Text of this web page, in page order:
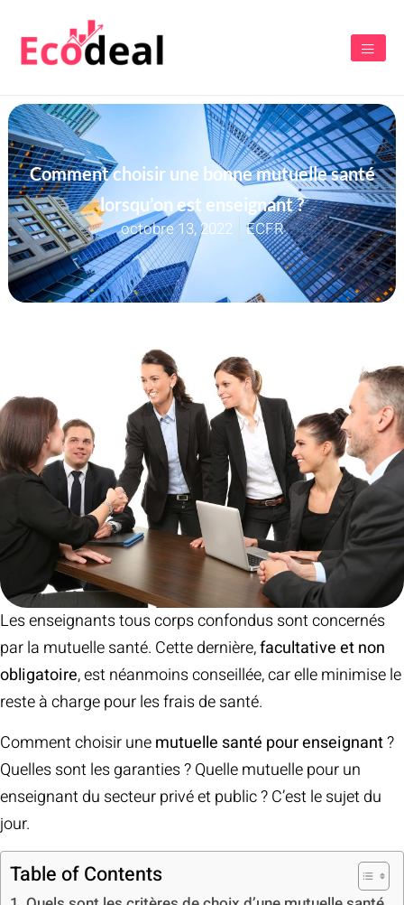
Comment choisir une bonne mutuelle santé
lorsqu’on est enseignant ?
octobre 13, 2022 ECFR
Les enseignants tous corps confondus sont concernés
par la mutuelle santé. Cette dernière,facultative et non
obligatoire, est néanmoins conseillée, car elle minimise le
reste à charge pour les frais de santé.
Comment choisir unemutuelle santé pour enseignant?
Quelles sont les garanties ? Quelle mutuelle pour un
enseignant du secteur privé et public ? C’est le sujet du
jour.
Table of Contents